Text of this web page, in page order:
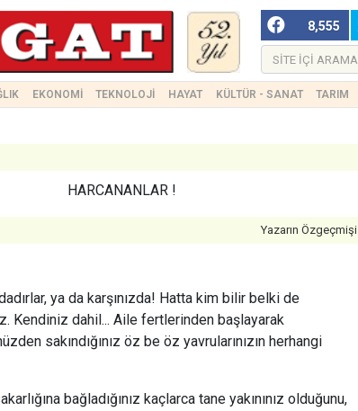
8,555
EKONOMİ TEKNOLOJİ HAYAT KÜLTÜR - SANAT TARIM
HARCANANLAR !
Yazarın Özgeçmişi
ya da karşınızda! Hatta kim bilir belki de
Kendiniz dahil... Aile fertlerinden başlayarak
sakındığınız öz be öz yavrularınızın herhangi
bağladığınız kaçlarca tane yakınınız olduğunu,